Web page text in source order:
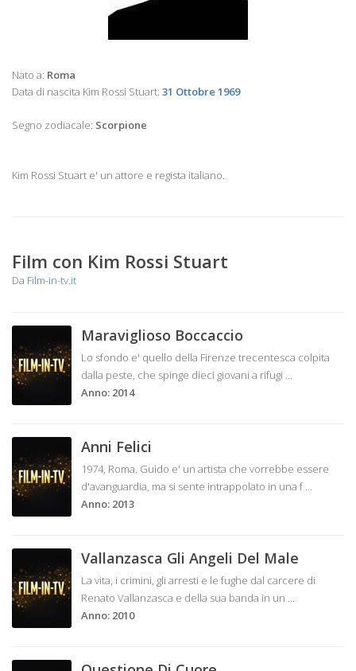
Nato a: Roma
Data di nascita Kim Rossi Stuart: 31 Ottobre 1969
Segno zodiacale: Scorpione
Kim Rossi Stuart e' un attore e regista italiano.
Film con Kim Rossi Stuart
Da Film-in-tv.it
Maraviglioso Boccaccio
Lo sfondo e' quello della Firenze trecentesca colpita
dalla peste, che spinge dieci giovani a rifugi ...
Anno: 2014
Anni Felici
1974, Roma. Guido e' un artista che vorrebbe essere
d'avanguardia, ma si sente intrappolato in una f...
Anno: 2013
Vallanzasca Gli Angeli Del Male
La vita, i crimini, gli arresti e le fughe dal carcere di
Renato Vallanzasca e della sua banda in un ...
Anno: 2010